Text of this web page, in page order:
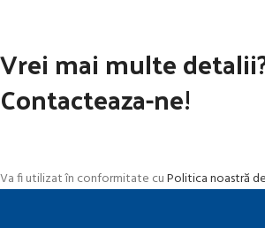
Vrei mai multe
Contacteaza-ne!
Va fi utilizat în conformitate cuPolitica noastră